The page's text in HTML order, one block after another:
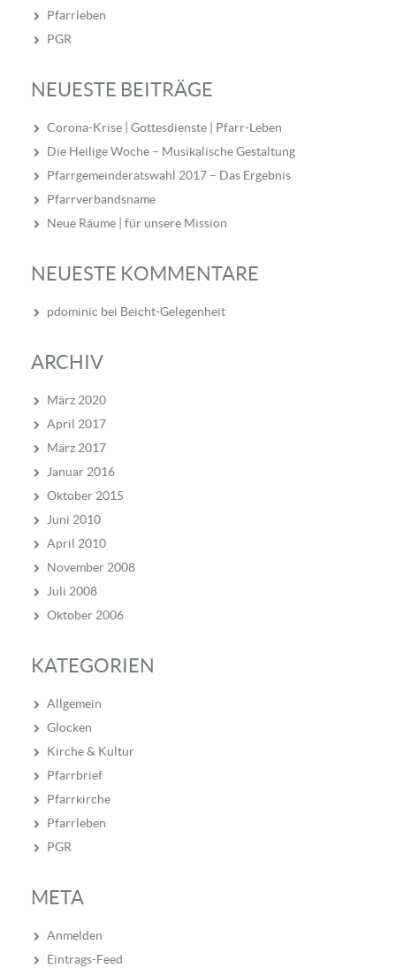
Pfarrleben
PGR
NEUESTE BEITRÄGE
Corona-Krise | Gottesdienste | Pfarr-Leben
Die Heilige Woche – Musikalische Gestaltung
Pfarrgemeinderatswahl 2017 – Das Ergebnis
Pfarrverbandsname
Neue Räume | für unsere Mission
NEUESTE KOMMENTARE
pdominic bei Beicht-Gelegenheit
ARCHIV
März 2020
April 2017
März 2017
Januar 2016
Oktober 2015
Juni 2010
April 2010
November 2008
Juli 2008
Oktober 2006
KATEGORIEN
Allgemein
Glocken
Kirche & Kultur
Pfarrbrief
Pfarrkirche
Pfarrleben
PGR
META
Anmelden
Eintrags-Feed